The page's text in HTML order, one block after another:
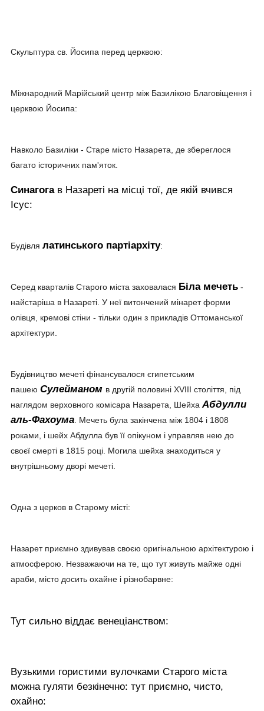
Скульптура св. Йосипа перед церквою:
Міжнародний Марійський центр між Базилікою Благовіщення і
церквою Йосипа:
Навколо Базиліки - Старе місто Назарета, де збереглося
багато історичних пам'яток.
Синагога в Назареті на місці тої, де якій вчився
Ісус:
Будівля латинського партіархіту:
Серед кварталів Старого міста заховалася Біла мечеть -
найстаріша в Назареті. У неї витончений мінарет форми
олівця, кремові стіни - тільки один з прикладів Оттоманської
архітектури.
Будівництво мечеті фінансувалося єгипетським
пашею Сулейманом в другій половині XVIII століття, під
наглядом верховного комісара Назарета, Шейха Абдулли
аль-Фахоума . Мечеть була закінчена між 1804 і 1808
роками, і шейх Абдулла був її опікуном і управляв нею до
своєї смерті в 1815 році. Могила шейха знаходиться у
внутрішньому дворі мечеті.
Одна з церков в Старому місті:
Назарет приємно здивував своєю оригінальною архітектурою і
атмосферою. Незважаючи на те, що тут живуть майже одні
араби, місто досить охайне і різнобарвне:
Тут сильно віддає венеціанством:
Вузькими гористими вулочками Старого міста
можна гуляти безкінечно: тут приємно, чисто,
охайно: